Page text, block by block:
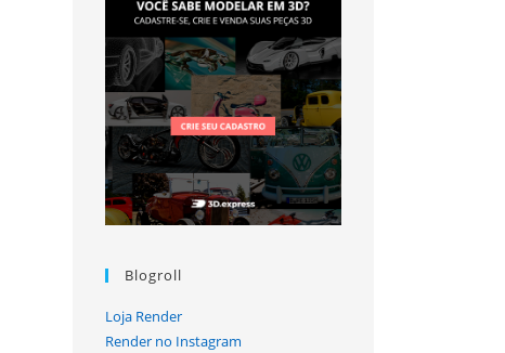
Blogroll
Loja Render
Render no Instagram